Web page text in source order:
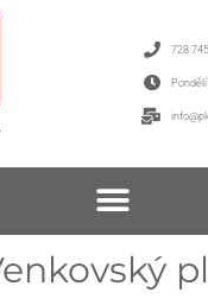
728